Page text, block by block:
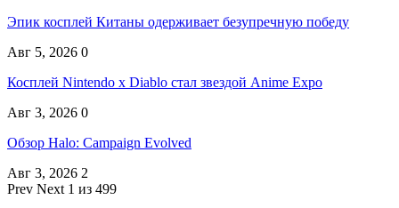
Эпик косплей Китаны одерживает безупречную победу
Авг 5, 2026 0
Косплей Nintendo x Diablo стал звездой Anime Expo
Авг 3, 2026 0
Обзор Halo: Campaign Evolved
Авг 3, 2026 2
Prev Next 1 из 499